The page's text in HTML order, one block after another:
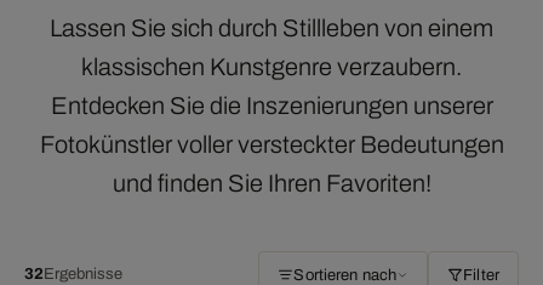
Lassen Sie sich durch Stillleben von einem
klassischen Kunstgenre verzaubern.
Entdecken Sie die Inszenierungen unserer
Fotokünstler voller versteckter Bedeutungen
und finden Sie Ihren Favoriten!
32 Ergebnisse Sortieren nach Filter